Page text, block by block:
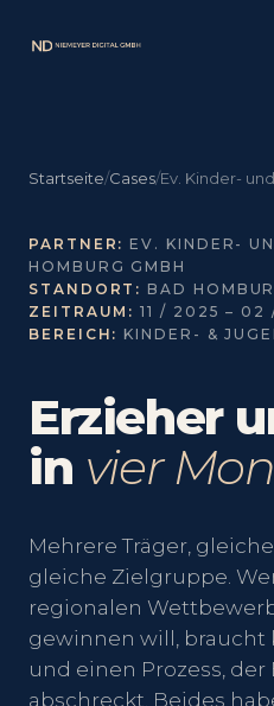
Startseite/Cases/Ev. Kinder-
PARTNER: EV. KINDER-
HOMBURG GMBH
STANDORT: BAD
ZEITRAUM: 11 / 2025 – 02
BEREICH: KINDER- &
Erzieher
in vier
Mehrere Träger,
gleiche Zielgruppe.
regionalen
gewinnen will, braucht
und einen Prozess,
abschreckt. Beides